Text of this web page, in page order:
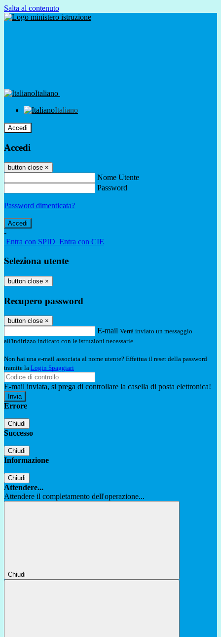
Salta al contenuto
Italiano
Italiano
Accedi
Accedi
button close ×
Nome Utente
Password
Password dimenticata?
-
Entra con SPID Entra con CIE
Seleziona utente
button close ×
Recupero password
button close ×
E-mail Verrà inviato un messaggio
all'indirizzo indicato con le istruzioni necessarie.
Non hai una e-mail associata al nome utente? Effettua il reset della password
tramite la Login Spaggiari
E-mail inviata, si prega di controllare la casella di posta elettronica!
Errore
Chiudi
Successo
Chiudi
Informazione
Chiudi
Attendere...
Attendere il completamento dell'operazione...
Chiudi